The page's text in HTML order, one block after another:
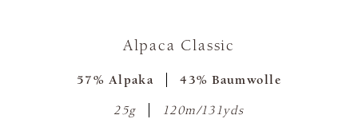
Alpaca Classic
57% Alpaka 43% Baumwolle
25g 120m/131yds